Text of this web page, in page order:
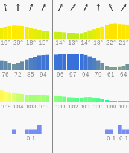
19° 20° 18° 15° 14° 13° 14° 18° 22° 21°
76 72 85 94 96 97 94 79 61 64
1015 1014 1013 1013 1013 1012 1012 1011 1010 1010
0.1 0.1 0.1